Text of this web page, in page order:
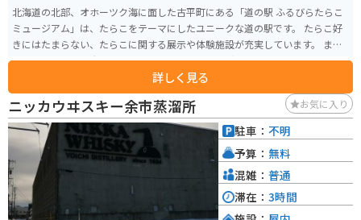
北海道の北部、オホーツク海に面した古平町にある「道の駅 ふるびらたらこ
ミュージアム」は、たらこをテーマにしたユニークな道の駅です。 たらこ好
きにはたまらない、たらこに関する展示や体験施設が充実しています。 まず
目を引くのは、巨大なたらこのオブジェ。記念撮影スポットとして人気で
す。館内には、たらこの歴史や製造工程を学べる展示コーナーがあり、たら
こについて深く知ることができます。 たらこ作り体験教室では、実際にたら
こ作りに挑戦できます。自分で作ったたらこは格別のおいしさでしょう。でき
たてのたらこはもちろん、お土産用のたらこも販売しているので、旅の思い
出に購入してみてはいかがでしょうか。 レストランでは、たらこを使った
様々な料理が楽しめます。定番のたらこパスタやたらこ丼はもちろんのこ
と、ここでしか味わえない創作たらこ料理もおすすめです。たらこ尽くしの
メニューに舌鼓を打ちましょう。 道の駅に隣接する「古平町海洋深層水活用
研究センター」では、海洋深層水を使った商品の製造工程を見学できます。
詳しく見る
ニッカウヰスキー余市蒸溜所 お気に入り
駐車： 不明
予算： 無料
混雑： 普通
滞在： 3時間